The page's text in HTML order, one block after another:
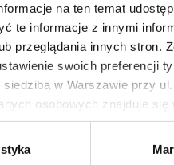
na ten temat
te informacje z innymi
przeglądania innych stron.
swoich preferencji
w Warszawie przy
osobowych znajduje się
danych
3, 03-308 Warszawa.